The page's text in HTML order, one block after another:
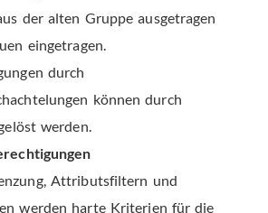
der alten Gruppe ausgetragen
eingetragen.
durch
können durch
werden.
Attributsfiltern und
werden harte Kriterien für die